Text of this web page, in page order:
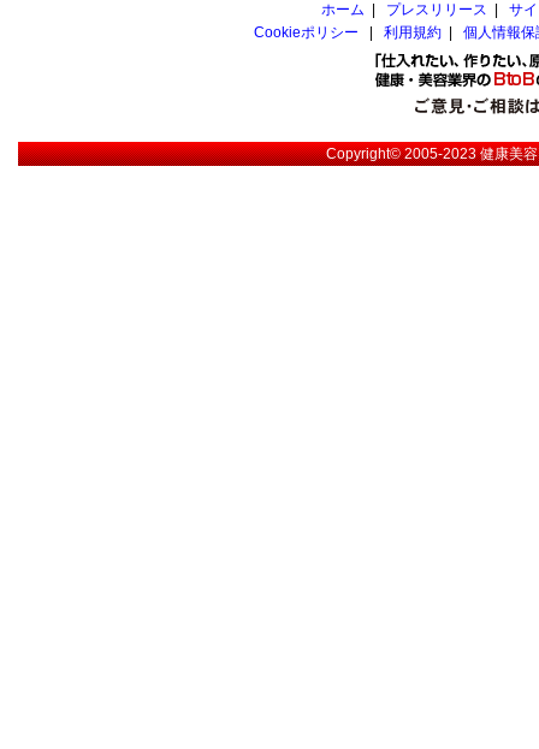
ホーム
プレスリリース
サ
Cookieポリシー
利用規約 個人情報
Copyright© 2005-2023健康美